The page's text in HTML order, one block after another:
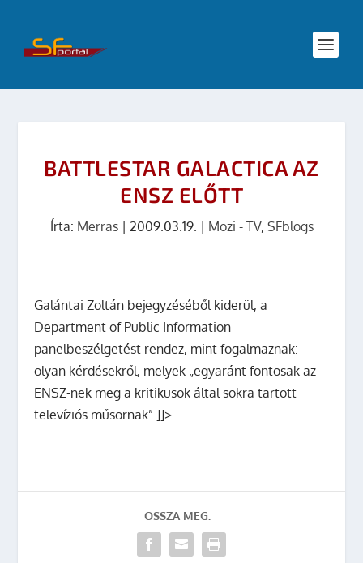
BATTLESTAR GALACTICA AZ
ENSZ ELŐTT
Írta: Merras| 2009.03.19. | Mozi - TV, SFblogs
Galántai Zoltán bejegyzéséből kiderül, a
Department of Public Information
panelbeszélgetést rendez, mint fogalmaznak:
olyan kérdésekről, melyek „egyaránt fontosak az
ENSZ-nek meg a kritikusok által sokra tartott
televíziós műsornak”.]]>
OSSZA MEG: